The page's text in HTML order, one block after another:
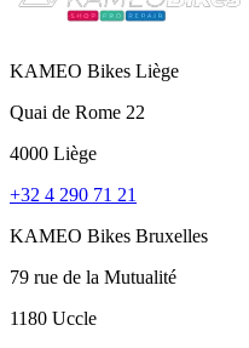
KAMEO Bikes Liège
Quai de Rome 22
4000 Liège
+32 4 290 71 21
KAMEO Bikes Bruxelles
79 rue de la Mutualité
1180 Uccle